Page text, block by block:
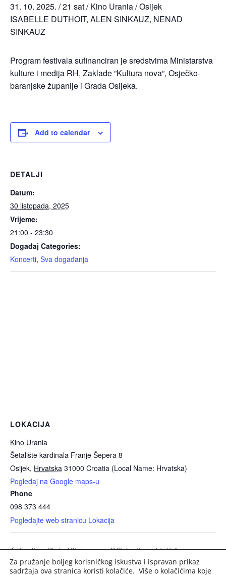
31. 10. 2025. / 21 sat / Kino Urania / Osijek
ISABELLE DUTHOIT, ALEN SINKAUZ, NENAD
SINKAUZ
Program festivala sufinanciran je sredstvima Ministarstva
kulture i medija RH, Zaklade ”Kultura nova”, Osječko-
baranjske županije i Grada Osijeka.
Add to calendar
DETALJI
Datum:
30 listopada, 2025
Vrijeme:
21:00 - 23:30
Događaj Categories:
Koncerti, Sva događanja
LOKACIJA
Kino Urania
Šetalište kardinala Franje Šepera 8
Osijek, Hrvatska 31000 Croatia (Local Name: Hrvatska)
Pogledaj na Google maps-u
Phone
098 373 444
Pogledajte web stranicu Lokacija
Bure Bar – Student Warmup
Thursday (DJ Andy Boy)
Q Club – Studentski Halloween
Warmup Četvrtak (DJ Dancho)
Za pružanje boljeg korisničkog iskustva i ispravan prikaz
sadržaja ova stranica koristi kolačiće. Više o kolačićima koje